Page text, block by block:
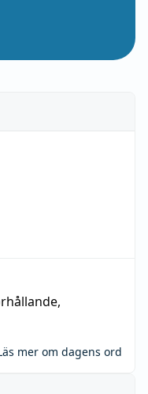
,
mer om dagens ord